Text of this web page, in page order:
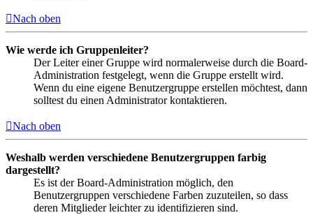
Nach oben
Wie werde ich Gruppenleiter?
Der Leiter einer Gruppe wird normalerweise durch die Board-
Administration festgelegt, wenn die Gruppe erstellt wird.
Wenn du eine eigene Benutzergruppe erstellen möchtest, dann
solltest du einen Administrator kontaktieren.
Nach oben
Weshalb werden verschiedene Benutzergruppen farbig
dargestellt?
Es ist der Board-Administration möglich, den
Benutzergruppen verschiedene Farben zuzuteilen, so dass
deren Mitglieder leichter zu identifizieren sind.